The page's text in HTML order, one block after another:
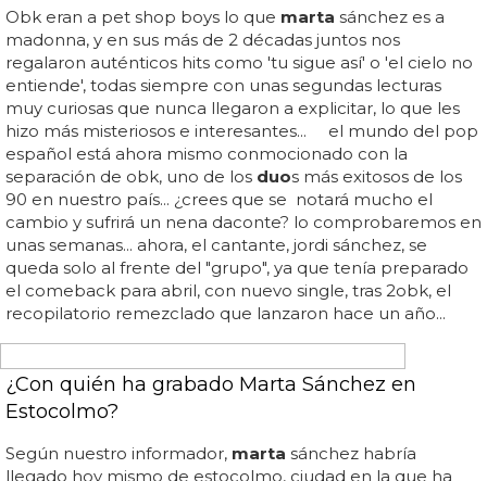
título de su 'papito' particular que incluye duetos con tres
artistas que incluyen la palabra vega en su nombre... en el
tracklist final no aparece la canción que ha grabado con
emilia de poret así que no sabemos muy bien qué harán
con ella... en la flamante nueva web puedes ver un vídeo
de cómo se grabó la versión de 'soy yo' junto a nena
daconte... my sugar is raw...